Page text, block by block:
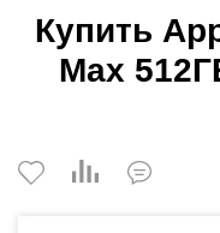
Купить
Max